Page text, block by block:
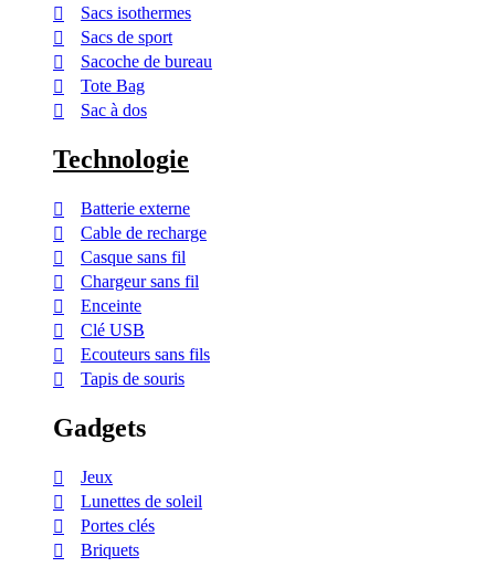
Sacs isothermes
Sacs de sport
Sacoche de bureau
Tote Bag
Sac à dos
Technologie
Batterie externe
Cable de recharge
Casque sans fil
Chargeur sans fil
Enceinte
Clé USB
Ecouteurs sans fils
Tapis de souris
Gadgets
Jeux
Lunettes de soleil
Portes clés
Briquets